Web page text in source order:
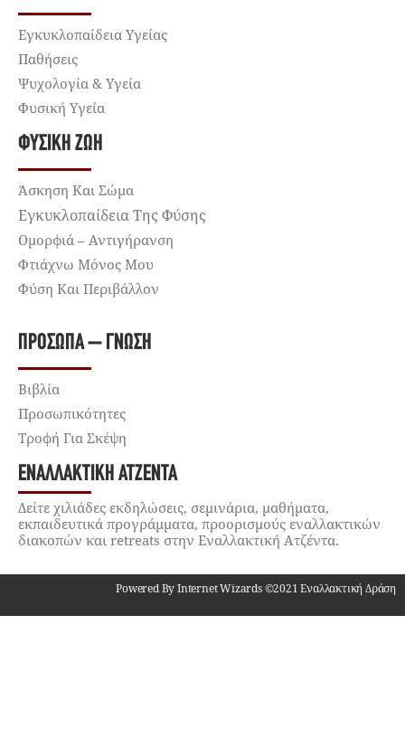
Εγκυκλοπαίδεια Υγείας
Παθήσεις
Ψυχολογία & Υγεία
Φυσική Υγεία
ΦΥΣΙΚΉ ΖΩΉ
Άσκηση Και Σώμα
Εγκυκλοπαίδεια Της Φύσης
Ομορφιά – Αντιγήρανση
Φτιάχνω Μόνος Μου
Φύση Και Περιβάλλον
ΠΡΌΣΩΠΑ – ΓΝΏΣΗ
Βιβλία
Προσωπικότητες
Τροφή Για Σκέψη
ΕΝΑΛΛΑΚΤΙΚΉ ΑΤΖΈΝΤΑ
Δείτε χιλιάδες εκδηλώσεις, σεμινάρια, μαθήματα,
εκπαιδευτικά προγράμματα, προορισμούς εναλλακτικών
διακοπών και retreats στην Εναλλακτική Ατζέντα.
Powered By Internet Wizards ©2021 Εναλλακτική Δράση